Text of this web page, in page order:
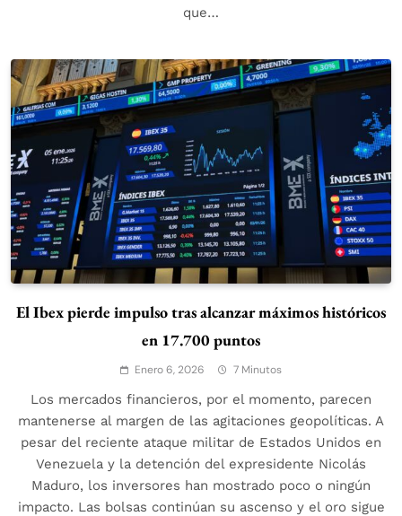
que…
El Ibex pierde impulso tras alcanzar máximos históricos
en 17.700 puntos
Enero 6, 2026 7 Minutos
Los mercados financieros, por el momento, parecen
mantenerse al margen de las agitaciones geopolíticas. A
pesar del reciente ataque militar de Estados Unidos en
Venezuela y la detención del expresidente Nicolás
Maduro, los inversores han mostrado poco o ningún
impacto. Las bolsas continúan su ascenso y el oro sigue